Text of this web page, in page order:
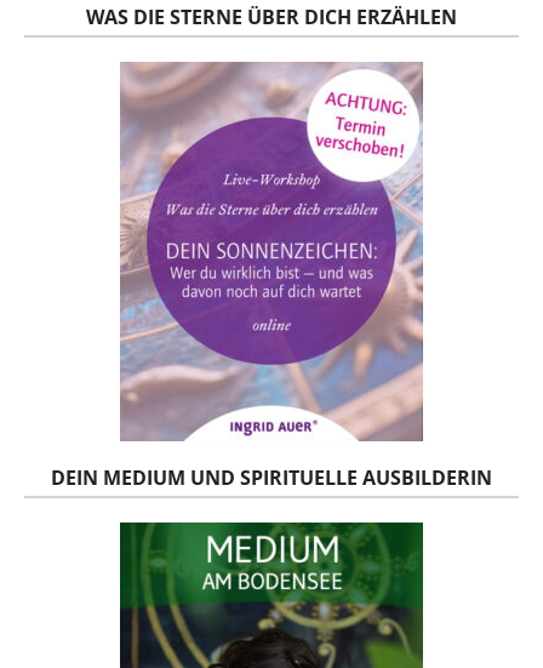
WAS DIE STERNE ÜBER DICH ERZÄHLEN
DEIN MEDIUM UND SPIRITUELLE AUSBILDERIN